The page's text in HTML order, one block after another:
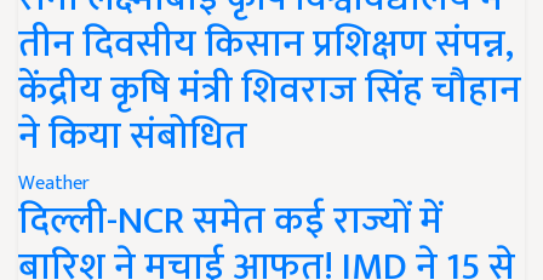
तीन दिवसीय किसान प्रशिक्षण संपन्न,
केंद्रीय कृषि मंत्री शिवराज सिंह चौहान
ने किया संबोधित
Weather
दिल्ली-NCR समेत कई राज्यों में
बारिश ने मचाई आफत! IMD ने 15 से